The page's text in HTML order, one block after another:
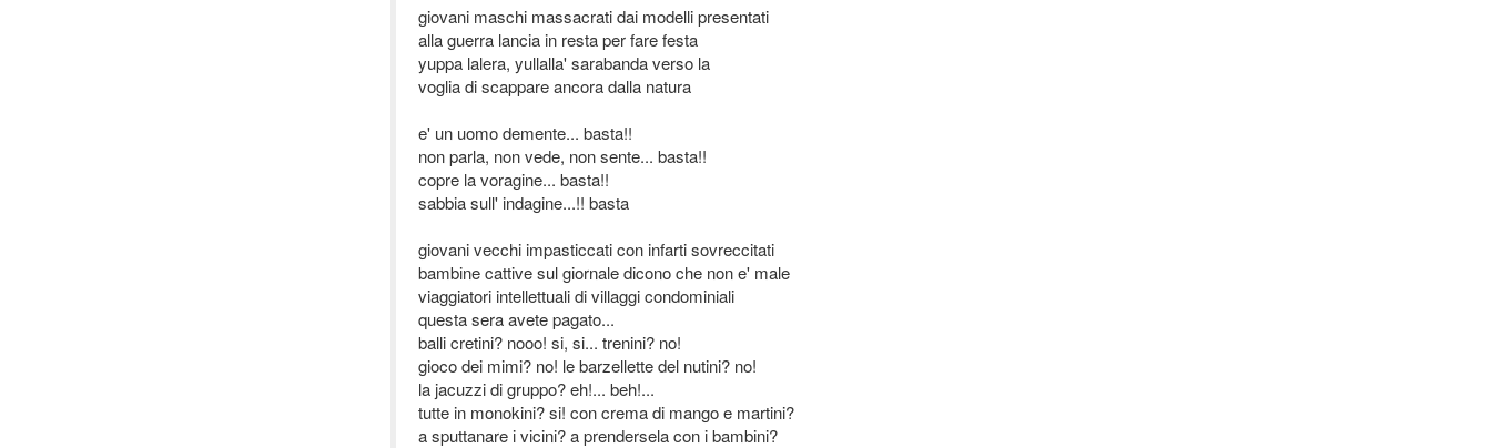
giovani maschi massacrati dai modelli presentati
alla guerra lancia in resta per fare festa
yuppa lalera, yullalla' sarabanda verso la
voglia di scappare ancora dalla natura
e' un uomo demente... basta!!
non parla, non vede, non sente... basta!!
copre la voragine... basta!!
sabbia sull' indagine...!! basta
giovani vecchi impasticcati con infarti sovreccitati
bambine cattive sul giornale dicono che non e' male
viaggiatori intellettuali di villaggi condominiali
questa sera avete pagato...
balli cretini? nooo! si, si... trenini? no!
gioco dei mimi? no! le barzellette del nutini? no!
la jacuzzi di gruppo? eh!... beh!...
tutte in monokini? si! con crema di mango e martini?
a sputtanare i vicini? a prendersela con i bambini?